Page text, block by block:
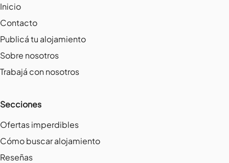
Inicio
Contacto
Publicá tu alojamiento
Sobre nosotros
Trabajá con nosotros
Secciones
Ofertas imperdibles
Cómo buscar alojamiento
Reseñas